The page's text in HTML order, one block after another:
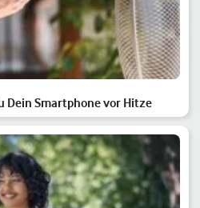
Dein Smartphone vor Hitze